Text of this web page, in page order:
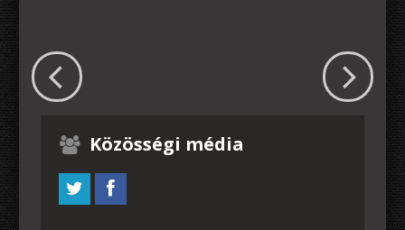
Közösségi média